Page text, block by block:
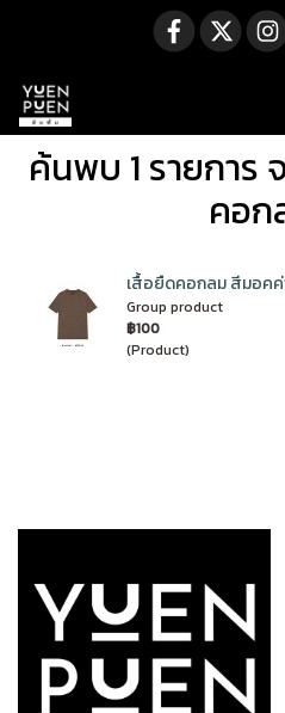
ค้นพบ 1 รายการ
คอก
เสื้อยืดคอกลม สีมอค
Group product
฿100
(Product)